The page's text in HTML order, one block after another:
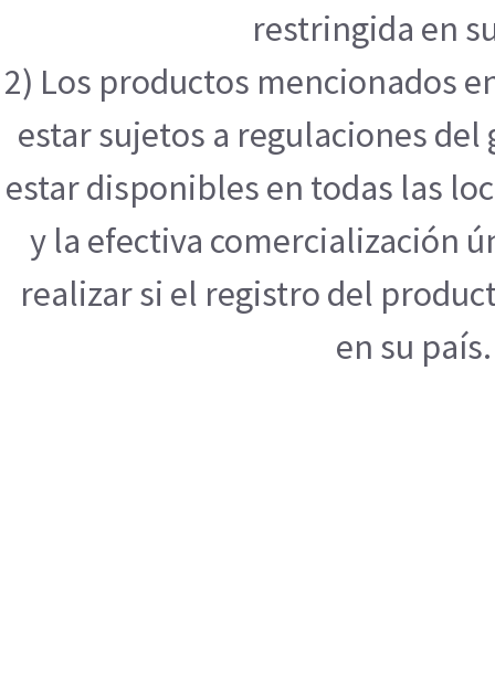
restringida en
2) Los productos mencionados
estar sujetos a regulaciones
estar disponibles en todas las
y la efectiva comercialización
realizar si el registro del
en su país.